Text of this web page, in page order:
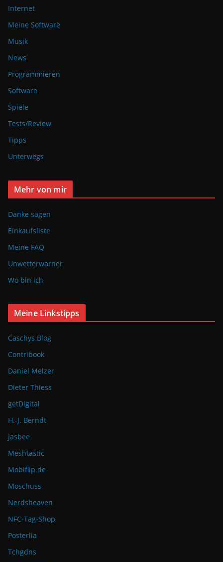
Internet
Meine Software
Musik
News
Programmieren
Software
Spiele
Tests/Review
Tipps
Unterwegs
Mehr von mir
Danke sagen
Einkaufsliste
Meine FAQ
Unwetterwarner
Wo bin ich
Meine Linkstipps
Caschys Blog
Contribook
Daniel Melzer
Dieter Thiess
getDigital
H.-J. Berndt
Jasbee
Meshtastic
Mobiflip.de
Moschuss
Nerdsheaven
NFC-Tag-Shop
Posterlia
Tchgdns